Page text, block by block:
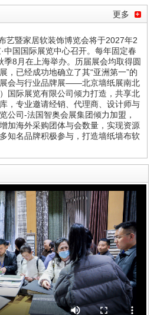
更多
暨家居软装饰博览会将于2027年2
中国国际展览中心召开。每年固定春
8月在上海举办。历届展会均取得圆
，已经成功地确立了其“亚洲第一”的
会与行业品牌展——北京墙纸展南北
国际展览有限公司倾力打造，共享北
，专业邀请经销、代理商、设计师与
公司-法国智奥会展集团倾力加盟，
加海外采购团体与会数量，实现资源
知名品牌积极参与，打造墙纸墙布软